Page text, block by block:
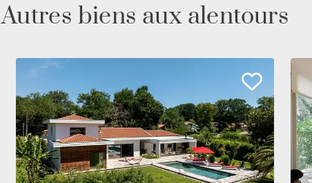
Autres biens aux alentours